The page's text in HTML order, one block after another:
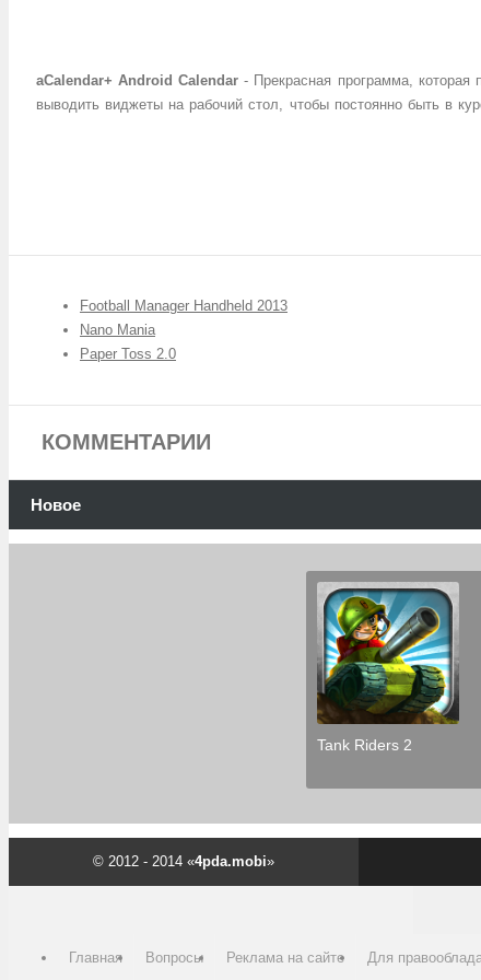
aCalendar+ Android Calendar - Прекрасная программа, которая
выводить виджеты на рабочий стол, чтобы постоянно быть в
Football Manager Handheld 2013
Nano Mania
Paper Toss 2.0
КОММЕНТАРИИ
Новое
Tank Riders 2
© 2012 - 2014 «4pda.mobi»
Главная Вопросы Реклама на сайте Для